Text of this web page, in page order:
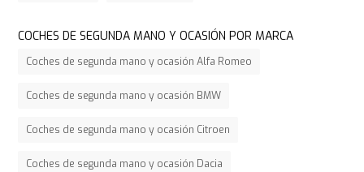
COCHES DE SEGUNDA MANO Y OCASIÓN POR MARCA
Coches de segunda mano y ocasión Alfa Romeo
Coches de segunda mano y ocasión BMW
Coches de segunda mano y ocasión Citroen
Coches de segunda mano y ocasión Dacia